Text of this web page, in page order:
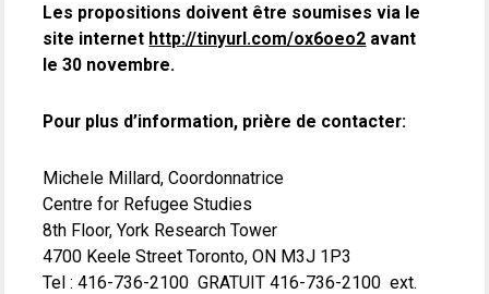
Les propositions doivent être soumises via le
site internet http://tinyurl.com/ox6oeo2 avant
le 30 novembre.
Pour plus d’information, prière de contacter:
Michele Millard, Coordonnatrice
Centre for Refugee Studies
8th Floor, York Research Tower
4700 Keele Street Toronto, ON M3J 1P3
Tel : 416-736-2100 GRATUIT 416-736-2100 ext.